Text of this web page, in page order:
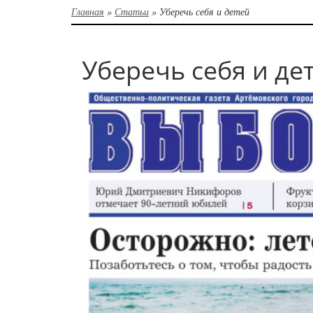
Главная » Статьи » Уберечь себя и детей
Уберечь себя и